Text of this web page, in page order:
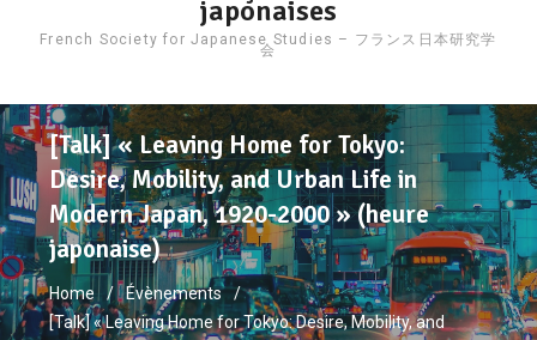
japonaises
French Society for Japanese Studies – フランス日本研究学
会
[Talk] « Leaving Home for Tokyo:
Desire, Mobility, and Urban Life in
Modern Japan, 1920-2000 » (heure
japonaise)
Home
Évènements
[Talk] « Leaving Home for Tokyo: Desire, Mobility, and